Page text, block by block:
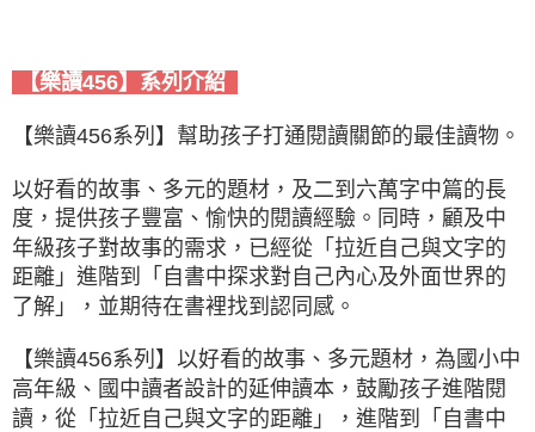
【樂讀456】系列介紹
【樂讀456系列】幫助孩子打通閱讀關節的最佳讀物。
以好看的故事、多元的題材，及二到六萬字中篇的長
度，提供孩子豐富、愉快的閱讀經驗。同時，顧及中
年級孩子對故事的需求，已經從「拉近自己與文字的
距離」進階到「自書中探求對自己內心及外面世界的
了解」，並期待在書裡找到認同感。
【樂讀456系列】以好看的故事、多元題材，為國小中
高年級、國中讀者設計的延伸讀本，鼓勵孩子進階閱
讀，從「拉近自己與文字的距離」，進階到「自書中